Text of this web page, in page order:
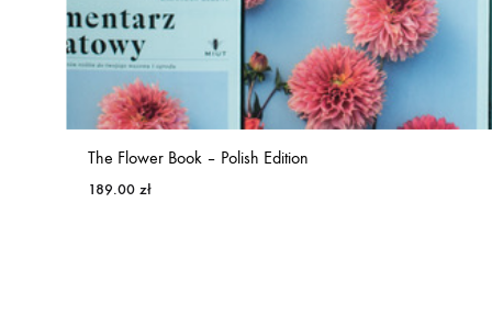
The Flower Book – Polish Edition
189.00 zł